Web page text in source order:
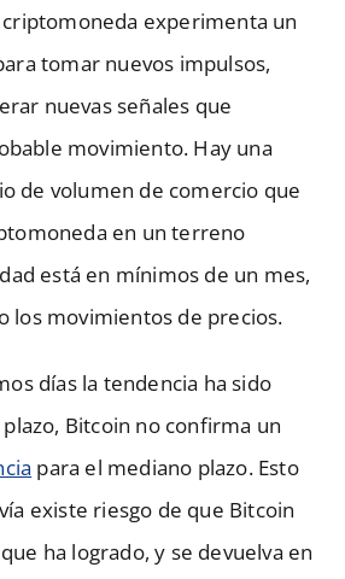
criptomoneda experimenta un
tomar nuevos impulsos,
nuevas señales que
movimiento. Hay una
de volumen de comercio que
en un terreno
está en mínimos de un mes,
los movimientos de precios.
días la tendencia ha sido
Bitcoin no confirma un
para el mediano plazo. Esto
existe riesgo de que Bitcoin
ha logrado, y se devuelva en